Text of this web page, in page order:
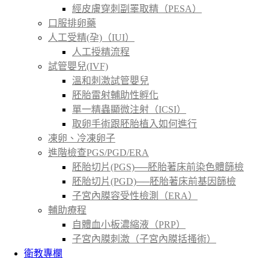
經皮膚穿刺副睪取精（PESA）
口服排卵藥
人工受精(孕)（IUI）
人工授精流程
試管嬰兒(IVF)
溫和刺激試管嬰兒
胚胎雷射輔助性孵化
單一精蟲顯微注射（ICSI）
取卵手術跟胚胎植入如何進行
凍卵、冷凍卵子
進階檢查PGS/PGD/ERA
胚胎切片(PGS)──胚胎著床前染色體篩檢
胚胎切片(PGD)──胚胎著床前基因篩檢
子宮內膜容受性檢測（ERA）
輔助療程
自體血小板濃縮液（PRP）
子宮內膜刺激（子宮內膜括搔術）
衛教專欄